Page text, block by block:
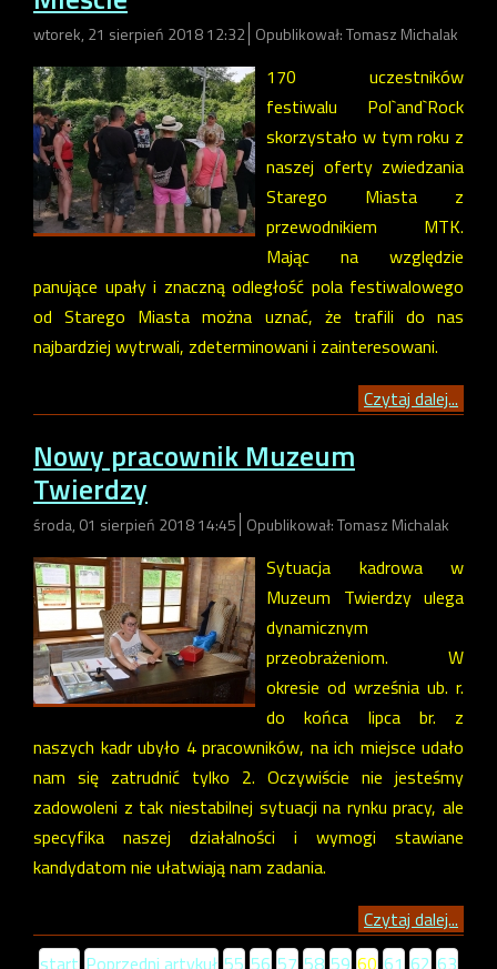
wtorek, 21 sierpień 2018 12:32 Opublikował: Tomasz Michalak
170 uczestników
festiwalu Pol`and`Rock
skorzystało w tym roku z
naszej oferty zwiedzania
Starego Miasta z
przewodnikiem MTK.
Mając na względzie
panujące upały i znaczną odległość pola festiwalowego
od Starego Miasta można uznać, że trafili do nas
najbardziej wytrwali, zdeterminowani i zainteresowani.
Czytaj dalej...
Nowy pracownik Muzeum
Twierdzy
środa, 01 sierpień 2018 14:45 Opublikował: Tomasz Michalak
Sytuacja kadrowa w
Muzeum Twierdzy ulega
dynamicznym
przeobrażeniom. W
okresie od września ub. r.
do końca lipca br. z
naszych kadr ubyło 4 pracowników, na ich miejsce udało
nam się zatrudnić tylko 2. Oczywiście nie jesteśmy
zadowoleni z tak niestabilnej sytuacji na rynku pracy, ale
specyfika naszej działalności i wymogi stawiane
kandydatom nie ułatwiają nam zadania.
Czytaj dalej...
start Poprzedni artykuł 55 56 57 58 59 60 61 62 63